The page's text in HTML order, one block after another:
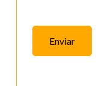
Enviar